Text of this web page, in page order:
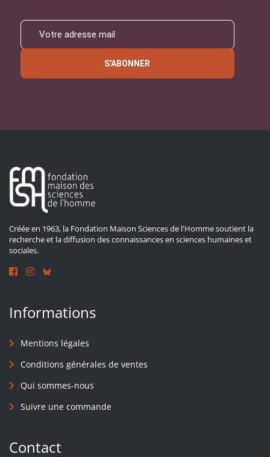
S'ABONNER
Créée en 1963, la Fondation Maison Sciences de l'Homme soutient la
recherche et la diffusion des connaissances en sciences humaines et
sociales.
Informations
Mentions légales
Conditions générales de ventes
Qui sommes-nous
Suivre une commande
Contact